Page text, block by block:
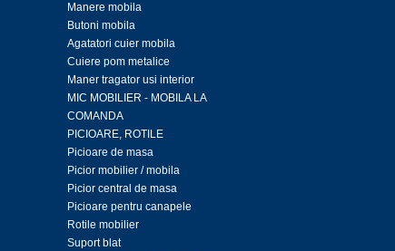
Manere mobila
Butoni mobila
Agatatori cuier mobila
Cuiere pom metalice
Maner tragator usi interior
MIC MOBILIER - MOBILA LA
COMANDA
PICIOARE, ROTILE
Picioare de masa
Picior mobilier / mobila
Picior central de masa
Picioare pentru canapele
Rotile mobilier
Suport blat